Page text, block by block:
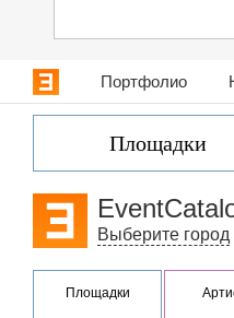
Портфолио
Площадки
Выберите город
Площадки